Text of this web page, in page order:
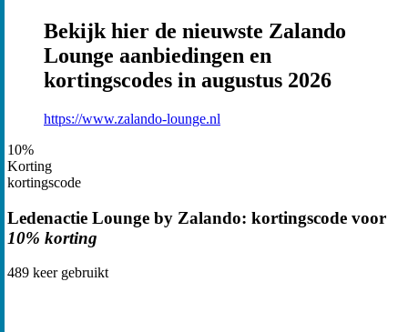
Bekijk hier de nieuwste Zalando
Lounge aanbiedingen en
kortingscodes in augustus 2026
https://www.zalando-lounge.nl
10%
Korting
kortingscode
Ledenactie Lounge by Zalando: kortingscode voor
10% korting
489 keer gebruikt